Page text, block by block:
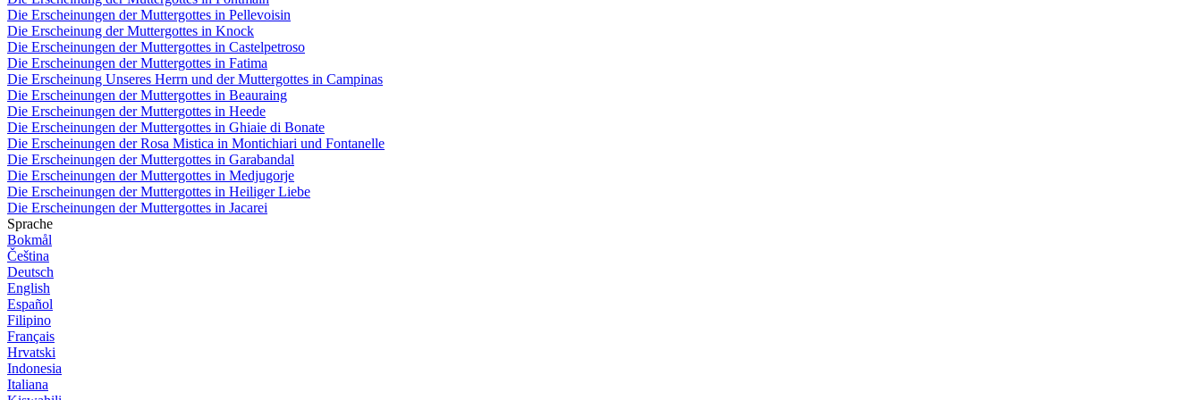
Die Erscheinungen der Muttergottes in Pellevoisin
Die Erscheinung der Muttergottes in Knock
Die Erscheinungen der Muttergottes in Castelpetroso
Die Erscheinungen der Muttergottes in Fatima
Die Erscheinung Unseres Herrn und der Muttergottes in Campinas
Die Erscheinungen der Muttergottes in Beauraing
Die Erscheinungen der Muttergottes in Heede
Die Erscheinungen der Muttergottes in Ghiaie di Bonate
Die Erscheinungen der Rosa Mistica in Montichiari und Fontanelle
Die Erscheinungen der Muttergottes in Garabandal
Die Erscheinungen der Muttergottes in Medjugorje
Die Erscheinungen der Muttergottes in Heiliger Liebe
Die Erscheinungen der Muttergottes in Jacarei
Sprache
Bokmål
Čeština
Deutsch
English
Español
Filipino
Français
Hrvatski
Indonesia
Italiana